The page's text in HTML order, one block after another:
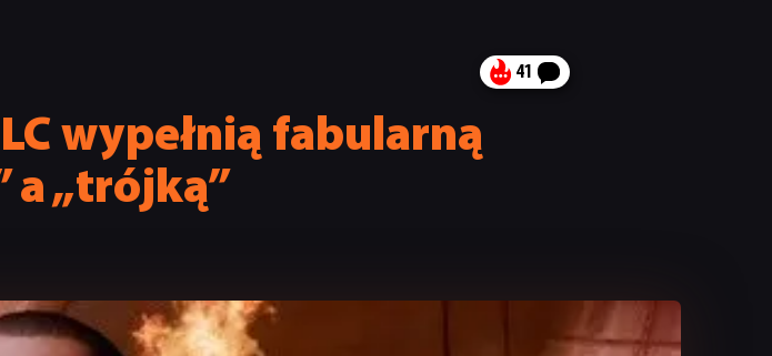
41
wypełnią fabularną
a „trójką”